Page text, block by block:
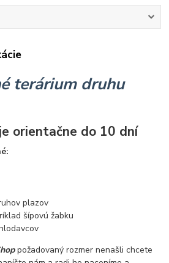
terárium druhu
orientačne do 10 dní
plazov
šípovú žabku
požadovaný rozmer nenašli chcete